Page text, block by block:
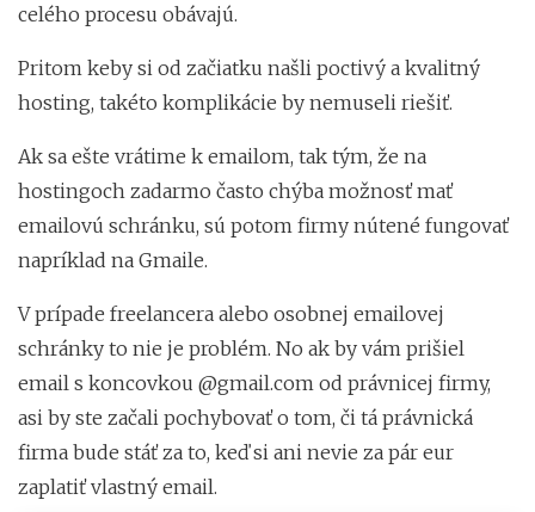
celého procesu obávajú.
Pritom keby si od začiatku našli poctivý a kvalitný
hosting, takéto komplikácie by nemuseli riešiť.
Ak sa ešte vrátime k emailom, tak tým, že na
hostingoch zadarmo často chýba možnosť mať
emailovú schránku, sú potom firmy nútené fungovať
napríklad na Gmaile.
V prípade freelancera alebo osobnej emailovej
schránky to nie je problém. No ak by vám prišiel
email s koncovkou @gmail.com od právnicej firmy,
asi by ste začali pochybovať o tom, či tá právnická
firma bude stáť za to, keď si ani nevie za pár eur
zaplatiť vlastný email.